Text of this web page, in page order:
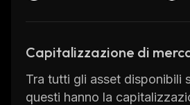
Capitalizzazione di
Tra tutti gli asset disponibili
questi hanno la